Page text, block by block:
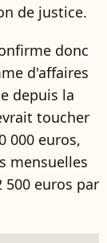
de justice.
donc
d'affaires
depuis la
toucher
000 euros,
mensuelles
500 euros par